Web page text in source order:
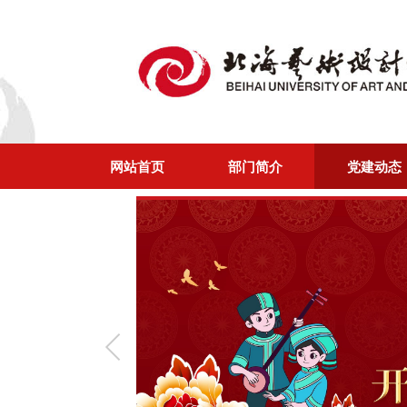
网站首页 部门简介 党建动态